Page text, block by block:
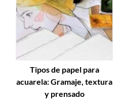
Tipos de papel para
acuarela: Gramaje, textura
y prensado